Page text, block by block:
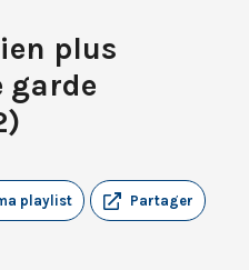
plus
garde
Partager
playlist